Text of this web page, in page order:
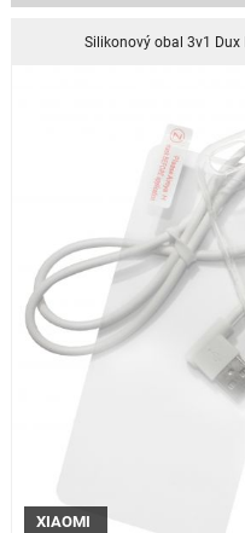
Silikonový obal 3v1
XIAOMI